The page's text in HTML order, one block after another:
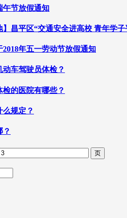
午节放假通知
】昌平区“交通安全进高校 青年学
2018年五一劳动节放假通知
车驾驶员体检？
的医院有哪些？
规定？
？